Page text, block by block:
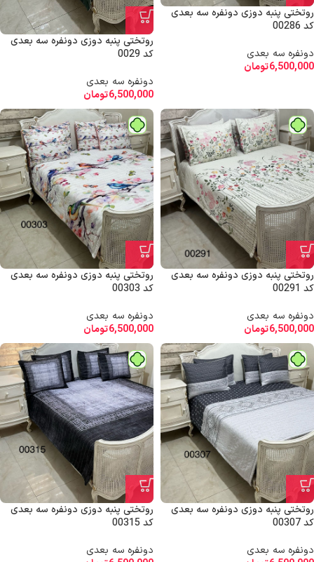
روتختی پنبه دوزی دونفره سه بعدی
کد 00286
دونفره سه بعدی
6,500,000تومان
روتختی پنبه دوزی دونفره سه بعدی
کد 0029
دونفره سه بعدی
6,500,000تومان
روتختی پنبه دوزی دونفره سه بعدی
کد 00291
دونفره سه بعدی
6,500,000تومان
روتختی پنبه دوزی دونفره سه بعدی
کد 00303
دونفره سه بعدی
6,500,000تومان
روتختی پنبه دوزی دونفره سه بعدی
کد 00307
دونفره سه بعدی
روتختی پنبه دوزی دونفره سه بعدی
کد 00315
دونفره سه بعدی